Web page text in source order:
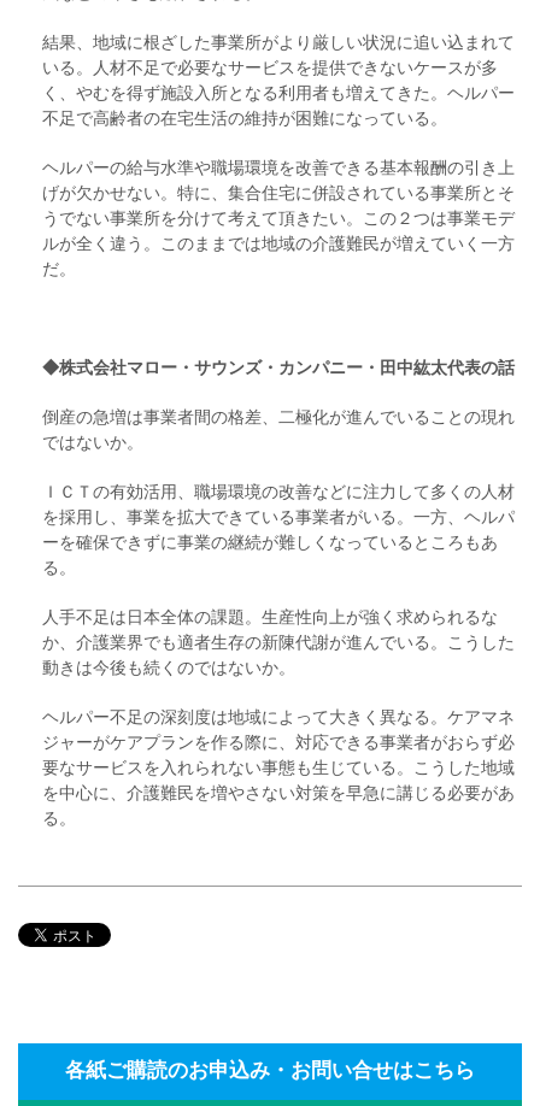
結果、地域に根ざした事業所がより厳しい状況に追い込まれて
いる。人材不足で必要なサービスを提供できないケースが多
く、やむを得ず施設入所となる利用者も増えてきた。ヘルパー
不足で高齢者の在宅生活の維持が困難になっている。
ヘルパーの給与水準や職場環境を改善できる基本報酬の引き上
げが欠かせない。特に、集合住宅に併設されている事業所とそ
うでない事業所を分けて考えて頂きたい。この２つは事業モデ
ルが全く違う。このままでは地域の介護難民が増えていく一方
だ。
◆株式会社マロー・サウンズ・カンパニー・田中紘太代表の話
倒産の急増は事業者間の格差、二極化が進んでいることの現れ
ではないか。
ＩＣＴの有効活用、職場環境の改善などに注力して多くの人材
を採用し、事業を拡大できている事業者がいる。一方、ヘルパ
ーを確保できずに事業の継続が難しくなっているところもあ
る。
人手不足は日本全体の課題。生産性向上が強く求められるな
か、介護業界でも適者生存の新陳代謝が進んでいる。こうした
動きは今後も続くのではないか。
ヘルパー不足の深刻度は地域によって大きく異なる。ケアマネ
ジャーがケアプランを作る際に、対応できる事業者がおらず必
要なサービスを入れられない事態も生じている。こうした地域
を中心に、介護難民を増やさない対策を早急に講じる必要があ
る。
各紙ご購読のお申込み・お問い合せはこちら